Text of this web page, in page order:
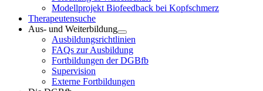
Modellprojekt Biofeedback bei Kopfschmerz
Therapeutensuche
Aus- und Weiterbildung
Ausbildungsrichtlinien
FAQs zur Ausbildung
Fortbildungen der DGBfb
Supervision
Externe Fortbildungen